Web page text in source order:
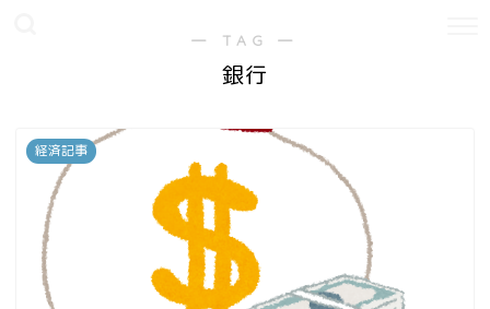
― TAG ―
銀行
経済記事